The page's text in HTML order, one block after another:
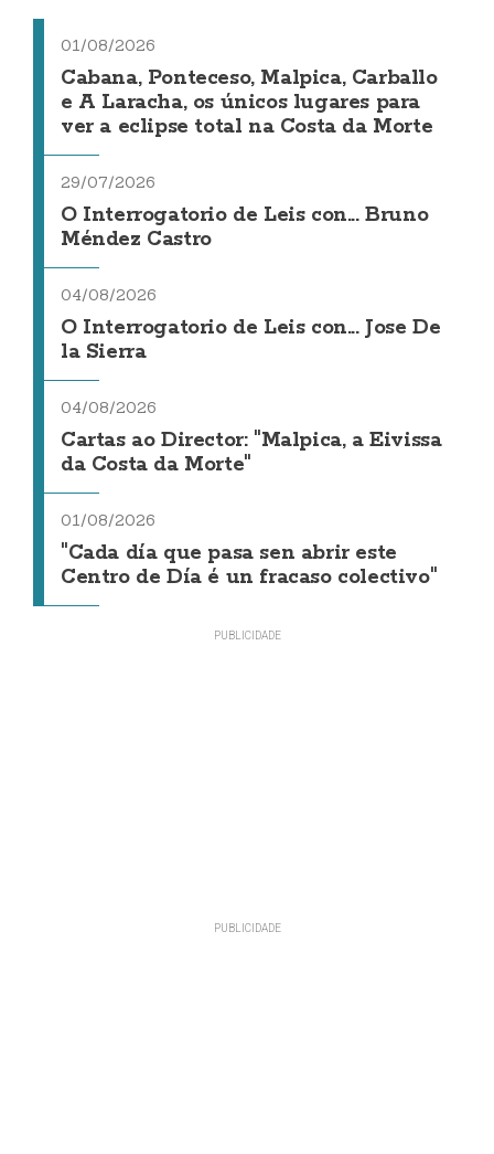
01/08/2026
Cabana, Ponteceso, Malpica, Carballo
e A Laracha, os únicos lugares para
ver a eclipse total na Costa da Morte
29/07/2026
O Interrogatorio de Leis con... Bruno
Méndez Castro
04/08/2026
O Interrogatorio de Leis con... Jose De
la Sierra
04/08/2026
Cartas ao Director: "Malpica, a Eivissa
da Costa da Morte"
01/08/2026
"Cada día que pasa sen abrir este
Centro de Día é un fracaso colectivo"